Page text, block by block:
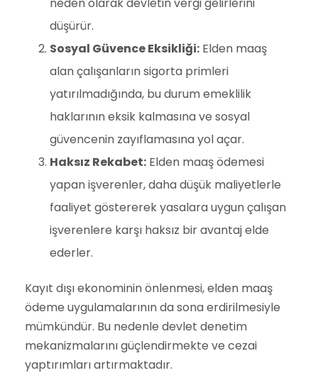
neden olarak devletin vergi gelirlerini
düşürür.
Sosyal Güvence Eksikliği: Elden maaş
alan çalışanların sigorta primleri
yatırılmadığında, bu durum emeklilik
haklarının eksik kalmasına ve sosyal
güvencenin zayıflamasına yol açar.
Haksız Rekabet: Elden maaş ödemesi
yapan işverenler, daha düşük maliyetlerle
faaliyet göstererek yasalara uygun çalışan
işverenlere karşı haksız bir avantaj elde
ederler.
Kayıt dışı ekonominin önlenmesi, elden maaş
ödeme uygulamalarının da sona erdirilmesiyle
mümkündür. Bu nedenle devlet denetim
mekanizmalarını güçlendirmekte ve cezai
yaptırımları artırmaktadır.